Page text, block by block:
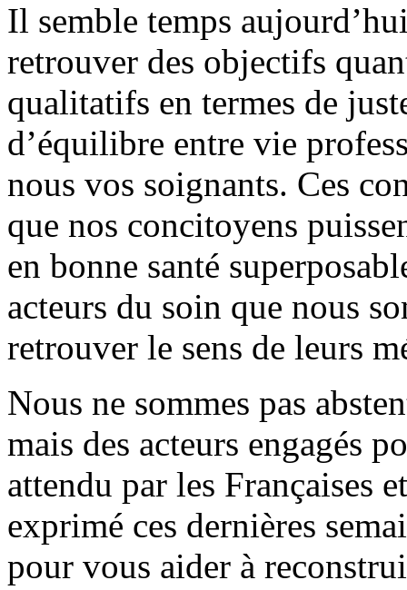
Il semble temps
retrouver des objectifs
qualitatifs en termes de
d’équilibre entre vie
nous vos soignants. Ces
que nos concitoyens
en bonne santé
acteurs du soin que nous
retrouver le sens de leurs
Nous ne sommes pas
mais des acteurs engagés
attendu par les Françaises
exprimé ces dernières
pour vous aider à